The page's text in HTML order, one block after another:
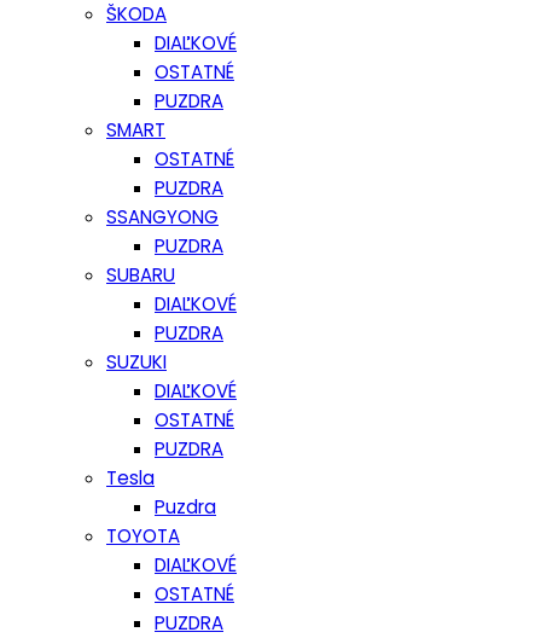
ŠKODA
DIAĽKOVÉ
OSTATNÉ
PUZDRA
SMART
OSTATNÉ
PUZDRA
SSANGYONG
PUZDRA
SUBARU
DIAĽKOVÉ
PUZDRA
SUZUKI
DIAĽKOVÉ
OSTATNÉ
PUZDRA
Tesla
Puzdra
TOYOTA
DIAĽKOVÉ
OSTATNÉ
PUZDRA